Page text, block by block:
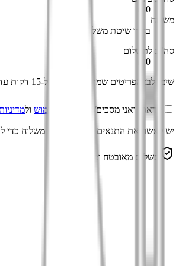
משלוח
בחרו שיטת משלוח
סה"כ לתשלום
שימו לב: הפריטים שמורים עבורכם ל-15 דקות עד השלמת התשלום
קראתי ואני מסכים/ה ל תנאי השימוש ול
יש לאשר את התנאים ולבחור שיטת משלוח כדי
תשלום מאובטח ומוצפן